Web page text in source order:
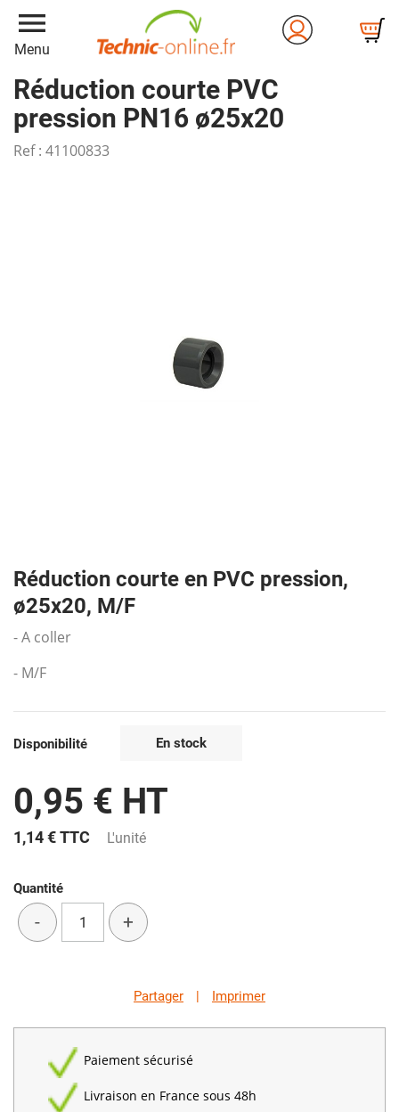
menu
Menu
Réduction courte PVC
pression PN16 ø25x20
Ref : 41100833
Réduction courte en PVC pression,
ø25x20, M/F
- A coller
- M/F
Disponibilité En stock
0,95 € HT
1,14 €TTC L'unité
Quantité
- +
Partager | Imprimer
Paiement sécurisé
Livraison en France sous 48h